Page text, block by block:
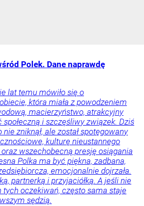
Polek. Dane naprawdę
lat temu mówiło się o
która miała z powodzeniem
macierzyństwo, atrakcyjny
społeczną i szczęśliwy związek. Dziś
zniknął, ale został spotęgowany
kulturę nieustannego
wszechobecną presję osiągania
Polka ma być piękna, zadbana,
emocjonalnie dojrzała.
partnerką i przyjaciółką. A jeśli nie
tych oczekiwań, często sama staje
sędzią.